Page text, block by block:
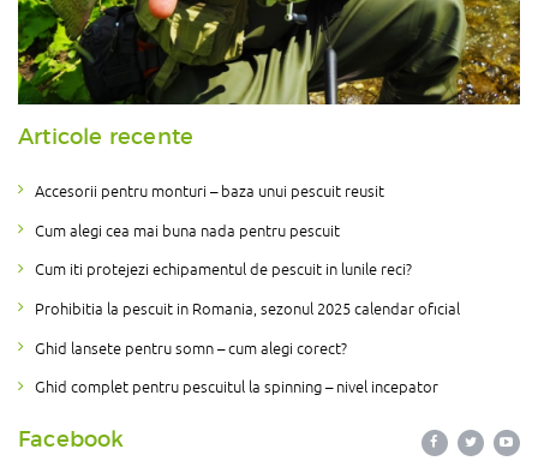
Articole recente
Accesorii pentru monturi – baza unui pescuit reusit
Cum alegi cea mai buna nada pentru pescuit
Cum iti protejezi echipamentul de pescuit in lunile reci?
Prohibitia la pescuit in Romania, sezonul 2025 calendar oficial
Ghid lansete pentru somn – cum alegi corect?
Ghid complet pentru pescuitul la spinning – nivel incepator
Facebook